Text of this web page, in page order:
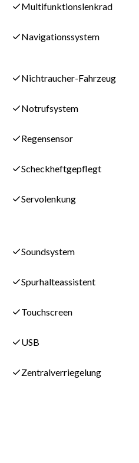
Multifunktionslenkrad
Navigationssystem
Nichtraucher-Fahrzeug
Notrufsystem
Regensensor
Scheckheftgepflegt
Servolenkung
Soundsystem
Spurhalteassistent
Touchscreen
USB
Zentralverriegelung